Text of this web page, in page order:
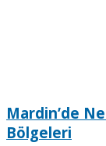
Mardin’de
Bölgeleri